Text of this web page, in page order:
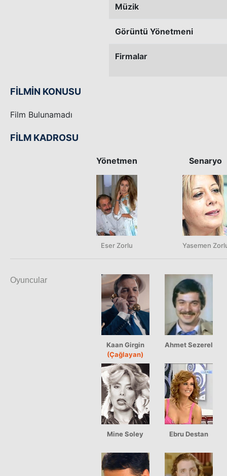
Müzik
Görüntü Yönetmeni
Firmalar
FİLMİN KONUSU
Film Bulunamadı
FİLM KADROSU
Yönetmen
Eser Zorlu
Senaryo
Yasemen
Oyuncular
Kaan Girgin
(Çağlayan)
Ahmet Sezerel
Mine Soley Ebru Destan